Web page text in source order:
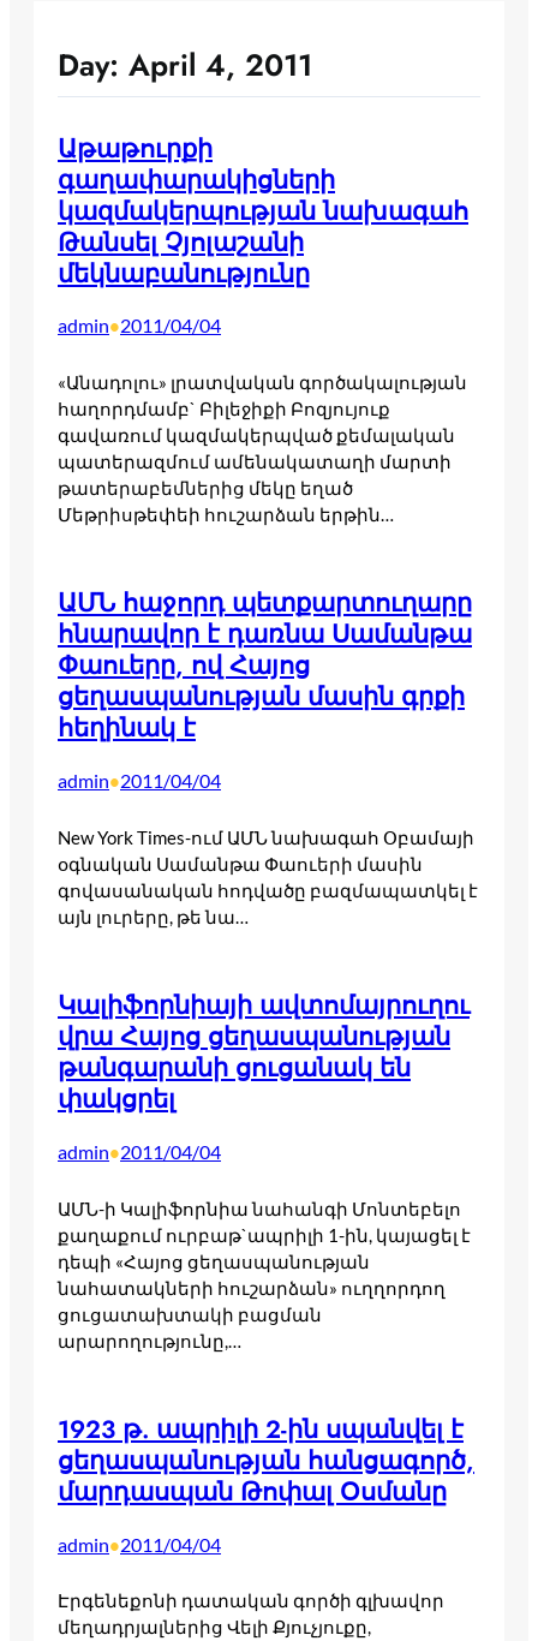
Day: April 4, 2011
Աթաթուրքի
գաղափարակիցների
կազմակերպության նախագահ
Թանսել Չյոլաշանի
մեկնաբանությունը
admin•2011/04/04
«Անադոլու» լրատվական գործակալության
հաղորդմամբ` Բիլեջիքի Բոզյույուք
գավառում կազմակերպված քեմալական
պատերազմում ամենակատաղի մարտի
թատերաբեմներից մեկը եղած
Մեթրիսթեփեի հուշարձան երթին…
ԱՄՆ հաջորդ պետքարտուղարը
հնարավոր է դառնա Սամանթա
Փաուերը, ով Հայոց
ցեղասպանության մասին գրքի
հեղինակ է
admin•2011/04/04
New York Times-ում ԱՄՆ նախագահ Օբամայի
օգնական Սամանթա Փաուերի մասին
գովասանական հոդվածը բազմապատկել է
այն լուրերը, թե նա…
Կալիֆորնիայի ավտոմայրուղու
վրա Հայոց ցեղասպանության
թանգարանի ցուցանակ են
փակցրել
admin•2011/04/04
ԱՄՆ-ի Կալիֆորնիա նահանգի Մոնտեբելո
քաղաքում ուրբաթ`ապրիլի 1-ին, կայացել է
դեպի «Հայոց ցեղասպանության
նահատակների հուշարձան» ուղղորդող
ցուցատախտակի բացման
արարողությունը,…
1923 թ. ապրիլի 2-ին սպանվել է
ցեղասպանության հանցագործ,
մարդասպան Թոփալ Օսմանը
admin•2011/04/04
Էրգենեքոնի դատական գործի գլխավոր
մեղադրյալներից Վելի Քյուչյուքը,